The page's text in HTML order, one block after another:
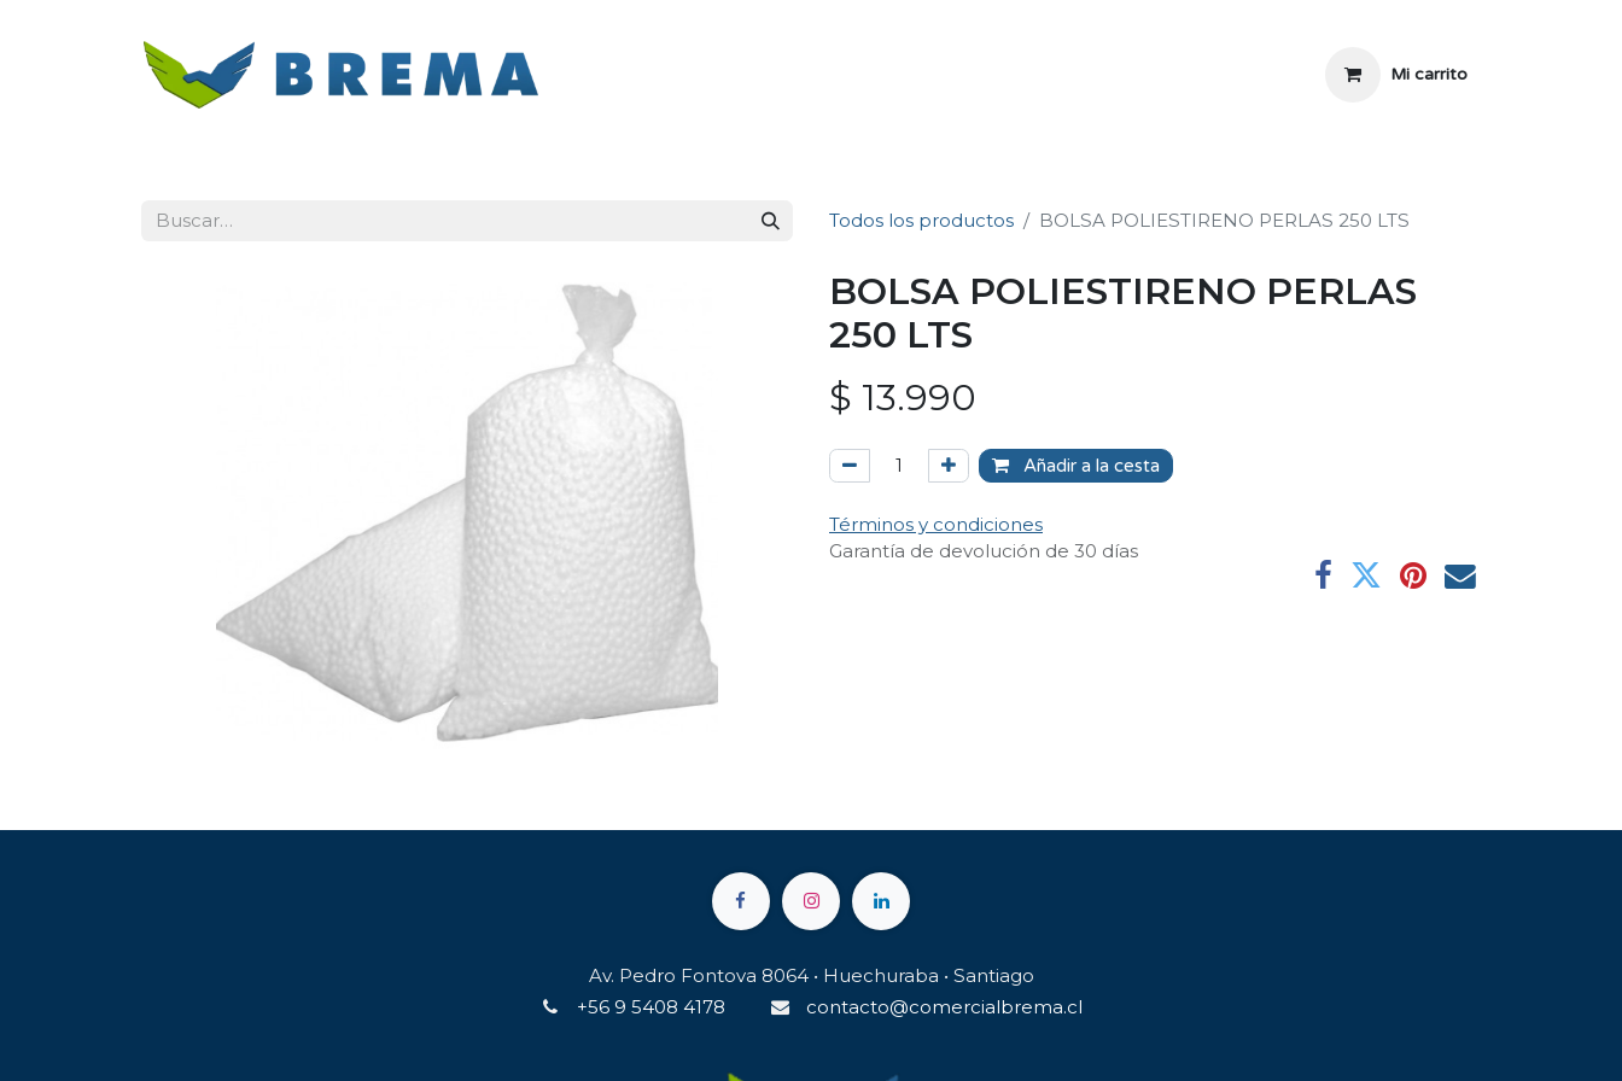
Mi carrito
Todos los productos BOLSA POLIESTIRENO PERLAS 250 LTS
BOLSA POLIESTIRENO PERLAS
250 LTS
$ 13.990
Añadir a la cesta
Términos y condiciones
Garantía de devolución de 30 días
Av. Pedro Fontova 8064 • Huechuraba • Santiago
+56 9 5408 4178
contacto@comercialbrema.cl